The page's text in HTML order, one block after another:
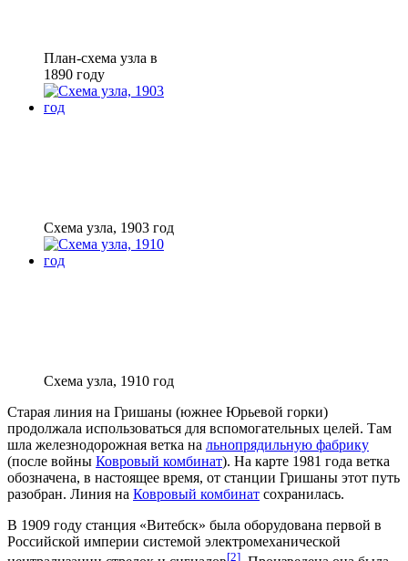
План-схема узла в
1890 году
Схема узла, 1903 год
Схема узла, 1910 год
Старая линия на Гришаны (южнее Юрьевой горки)
продолжала использоваться для вспомогательных целей. Там
шла железнодорожная ветка на льнопрядильную фабрику
(после войны Ковровый комбинат). На карте 1981 года ветка
обозначена, в настоящее время, от станции Гришаны этот путь
разобран. Линия на Ковровый комбинат сохранилась.
В 1909 году станция «Витебск» была оборудована первой в
Российской империи системой электромеханической
[2]